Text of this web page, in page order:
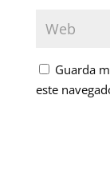
Guarda
este